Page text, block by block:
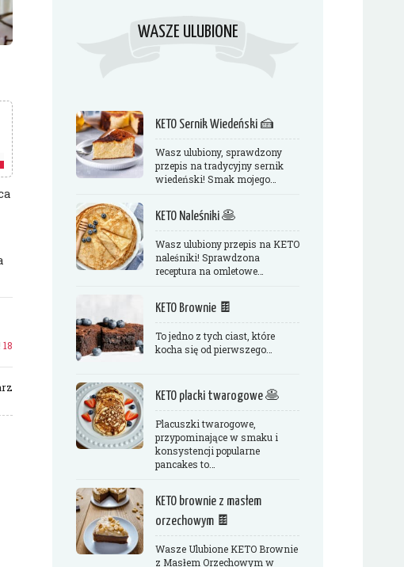
18
WASZE ULUBIONE
KETO Sernik Wiedeński 🍰
Wasz ulubiony, sprawdzony
przepis na tradycyjny sernik
wiedeński! Smak mojego…
KETO Naleśniki 🥞
Wasz ulubiony przepis na KETO
naleśniki! Sprawdzona
receptura na omletowe…
KETO Brownie 🍫
To jedno z tych ciast, które
kocha się od pierwszego…
KETO placki twarogowe 🥞
Placuszki twarogowe,
przypominające w smaku i
konsystencji popularne
pancakes to…
KETO brownie z masłem
orzechowym 🍫
Wasze Ulubione KETO Brownie
z Masłem Orzechowym w